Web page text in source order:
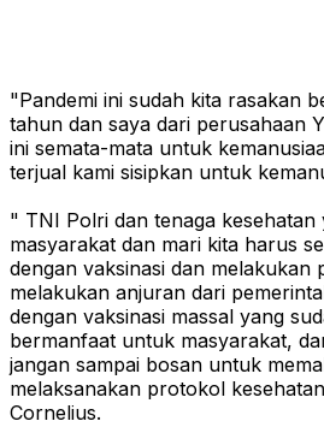
"Pandemi ini sudah kita rasakan
tahun dan saya dari perusahaan
ini semata-mata untuk
terjual kami sisipkan untuk
" TNI Polri dan tenaga
masyarakat dan mari kita harus
dengan vaksinasi dan melakukan
melakukan anjuran dari
dengan vaksinasi massal yang
bermanfaat untuk masyarakat,
jangan sampai bosan untuk
melaksanakan protokol
Cornelius.